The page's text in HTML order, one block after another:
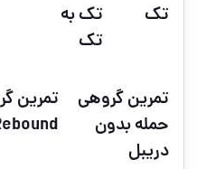
تک
تک به
تک
تمرین گروهی
حمله بدون
دریبل
تمرین